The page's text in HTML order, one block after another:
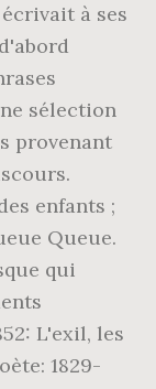
à ses
sélection
provenant
enfants ;
Queue.
qui
L'exil, les
1829-